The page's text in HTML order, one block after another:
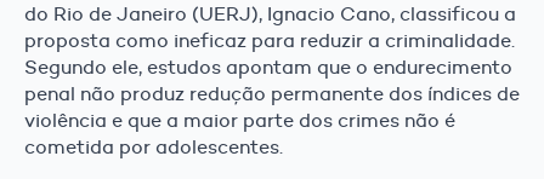
do Rio de Janeiro (UERJ), Ignacio Cano, classificou a
proposta como ineficaz para reduzir a criminalidade.
Segundo ele, estudos apontam que o endurecimento
penal não produz redução permanente dos índices de
violência e que a maior parte dos crimes não é
cometida por adolescentes.